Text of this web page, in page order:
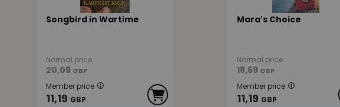
Songbird in Wartime
Normal price
20,09 GBP
Member price
11,19 GBP
Mara's Choice
Normal price
18,69 GBP
Member price
11,19 GBP